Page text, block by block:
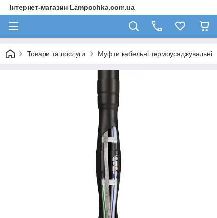
Інтернет-магазин Lampochka.com.ua
Товари та послуги Муфти кабельні термоусаджувальні